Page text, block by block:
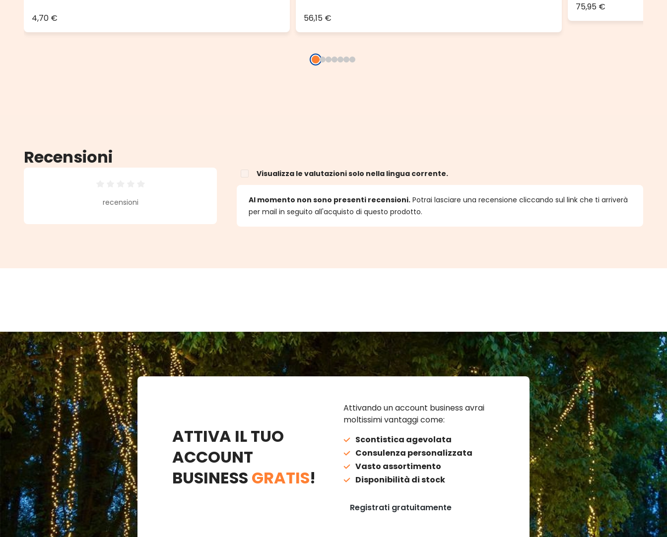
4,70 € 56,15 €
75,95 €
Recensioni
Valutazione media di 0 su 5 stelle
recensioni
Visualizza le valutazioni solo nella lingua corrente.
Al momento non sono presenti recensioni. Potrai lasciare una recensione cliccando sul link che ti arriverà
per mail in seguito all'acquisto di questo prodotto.
ATTIVA IL TUO
ACCOUNT
BUSINESS GRATIS!
Attivando un account business avrai
moltissimi vantaggi come:
Scontistica agevolata
Consulenza personalizzata
Vasto assortimento
Disponibilità di stock
Registrati gratuitamente